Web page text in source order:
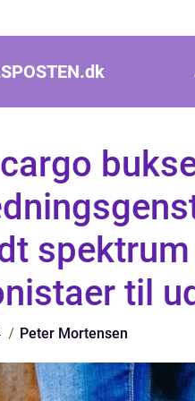
dk
til
Peter Mortensen